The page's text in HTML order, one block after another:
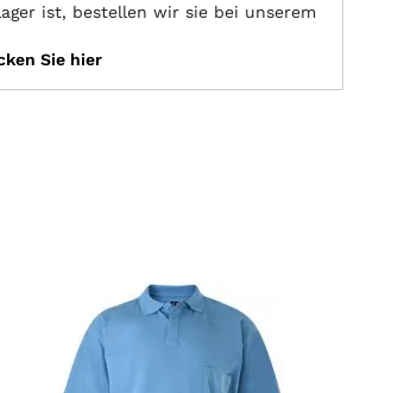
ist, bestellen wir sie bei unserem
Sie hier